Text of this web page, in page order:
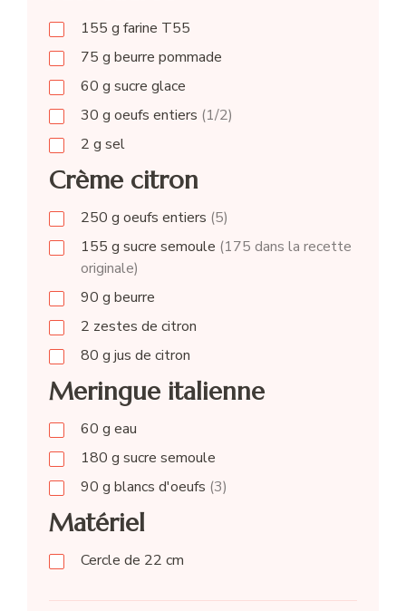
155 g farine T55
75 g beurre pommade
60 g sucre glace
30 g oeufs entiers (1/2)
2 g sel
Crème citron
250 g oeufs entiers (5)
155 g sucre semoule (175 dans la recette
originale)
90 g beurre
2 zestes de citron
80 g jus de citron
Meringue italienne
60 g eau
180 g sucre semoule
90 g blancs d'oeufs (3)
Matériel
Cercle de 22 cm